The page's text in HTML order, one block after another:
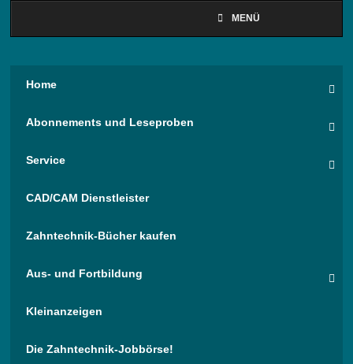
MENÜ
Home
Abonnements und Leseproben
Service
CAD/CAM Dienstleister
Zahntechnik-Bücher kaufen
Aus- und Fortbildung
Kleinanzeigen
Die Zahntechnik-Jobbörse!